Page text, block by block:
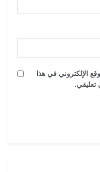
الإلكتروني في هذا
تعليقي.